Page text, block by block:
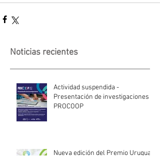
Noticias recientes
Actividad suspendida -
Presentación de investigaciones -
PROCOOP
Nueva edición del Premio Uruguay